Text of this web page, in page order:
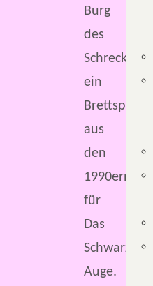
Burg
des
Schreckens,
ein
Brettspiel
aus
den
1990ern
für
Das
Schwarze
Auge.